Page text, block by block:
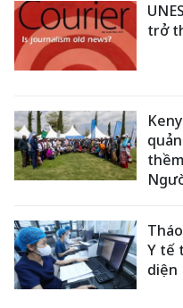
trở
Y tế
diện